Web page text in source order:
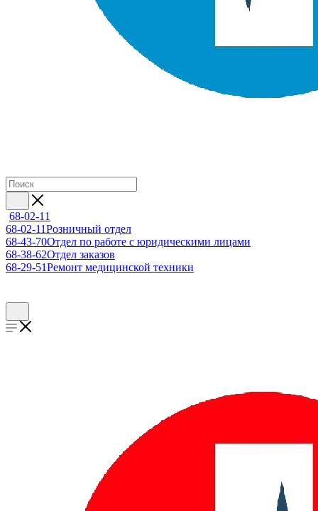
68-02-11
68-02-11Розничный отдел
68-43-70Отдел по работе с юридическими лицами
68-38-62Отдел заказов
68-29-51Ремонт медицинской техники